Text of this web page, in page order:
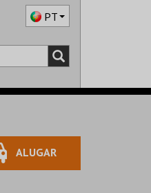
PT
ALUGAR